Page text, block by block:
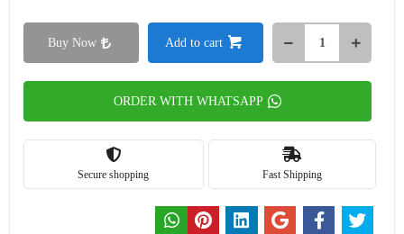
Add to cart
Buy Now
ORDER WITH WHATSAPP
Fast Shipping
Secure shopping